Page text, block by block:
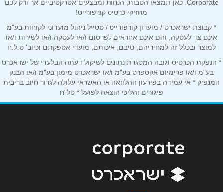
אימייל
נושא*
אנא חזרו אלי בקשר ל...
הודעה*
Corporate. כאן תמצאו הטבות, הנחות ומבצעים אטרקטיביים אך ורק לכם
מחזיקי כרטיס קורפורייט!
* קבוצת ישראכרט / מועדון קורפורייט / סטייל ניהול מועדוני לקוחות בע"מ
אינם צד לעסקה, והם אינם אחראים לפרסום ו/או לעסקה ו/או לשירות ו/או
למוצר ובכלל זה למחיריהם, טיבם, איכותם, מועדי אספקתם וכיוב' ט.ל.ח
* הנפקת הכרטיס וגובה המסגרת נתונים לשיקול דעתה הבלעדי של ישראכרט
בע"מ ו/או פרימיום אקספרס בע"מ ו/או ישראכרט מימון בע"מ ו/או הבנק
המנפיק * אי עמידה בפירעון ההלוואה או האשראי עלולה לגרור חיוב בריבית
פיגורים והליכי הוצאה לפועל * טל"ח